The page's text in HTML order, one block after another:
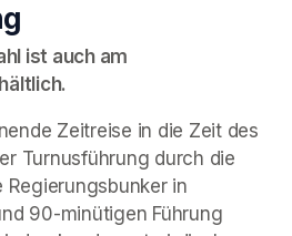
ist auch am
Zeitreise in die Zeit des
Turnusführung durch die
in
90-minütigen Führung